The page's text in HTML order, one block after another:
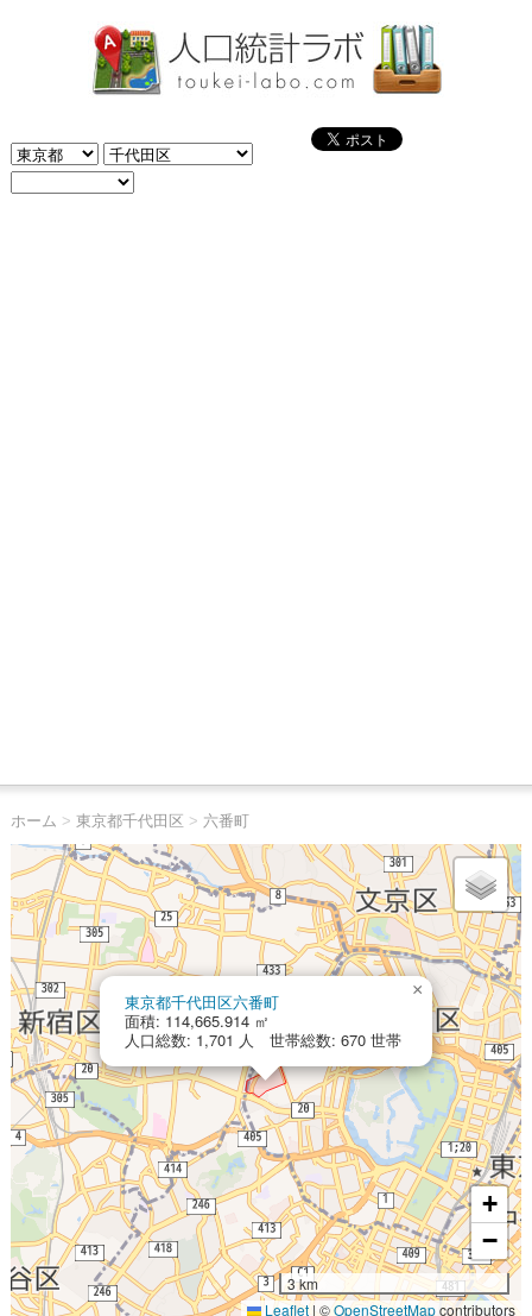
ホーム > 東京都千代田区 > 六番町
東京都千代田区六番町
面積: 114,665.914 ㎡
人口総数: 1,701 人 世帯総数: 670 世帯
×
+
−
3 km
Leaflet | ©OpenStreetMapcontributors